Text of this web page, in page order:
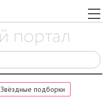
Звёздные подборки